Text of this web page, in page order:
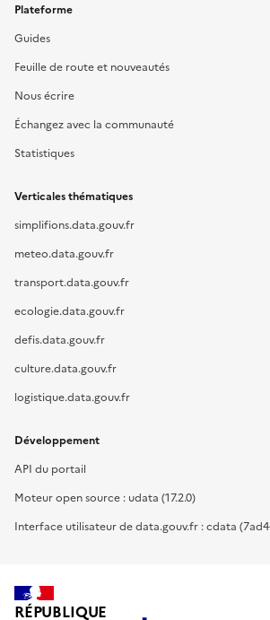
Plateforme
Guides
Feuille de route et nouveautés
Nous écrire
Échangez avec la communauté
Statistiques
Verticales thématiques
simplifions.data.gouv.fr
meteo.data.gouv.fr
transport.data.gouv.fr
ecologie.data.gouv.fr
defis.data.gouv.fr
culture.data.gouv.fr
logistique.data.gouv.fr
Développement
API du portail
Moteur open source : udata (17.2.0)
Interface utilisateur de data.gouv.fr : cdata
RÉPUBLIQUE